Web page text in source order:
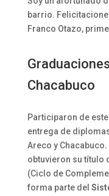
barrio.
Franco Otazo,
Chacabuco
Participaron de este
entrega de
Areco y Chacabuco
obtuvieron su título
(Ciclo de
forma parte del